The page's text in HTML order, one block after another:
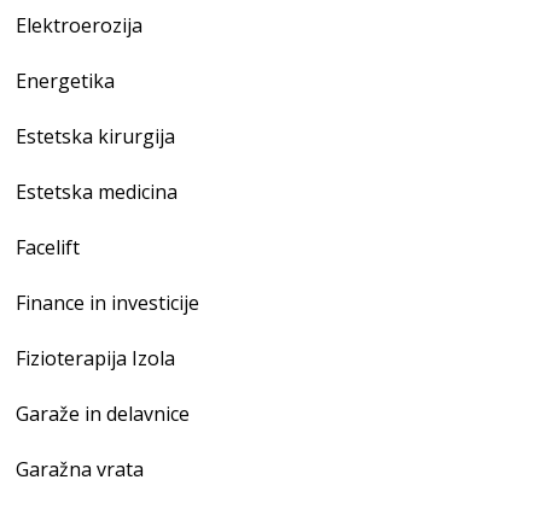
Elektroerozija
Energetika
Estetska kirurgija
Estetska medicina
Facelift
Finance in investicije
Fizioterapija Izola
Garaže in delavnice
Garažna vrata